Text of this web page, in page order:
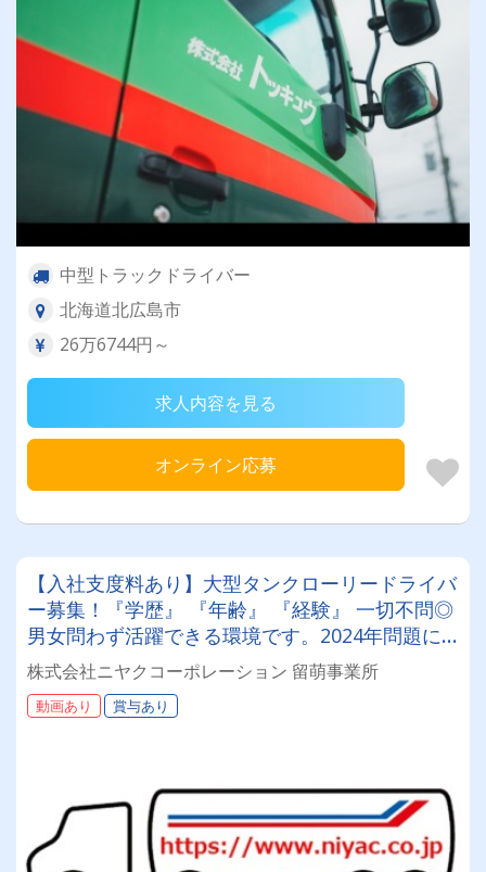
中型トラックドライバー
北海道北広島市
26万6744円～
求人内容を見る
オンライン応募
【入社支度料あり】大型タンクローリードライバ
ー募集！『学歴』 『年齢』 『経験』 一切不問◎
男女問わず活躍できる環境です。2024年問題に
も徹底対策！
株式会社ニヤクコーポレーション 留萌事業所
動画あり 賞与あり